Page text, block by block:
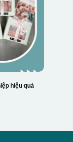
hiệu quả